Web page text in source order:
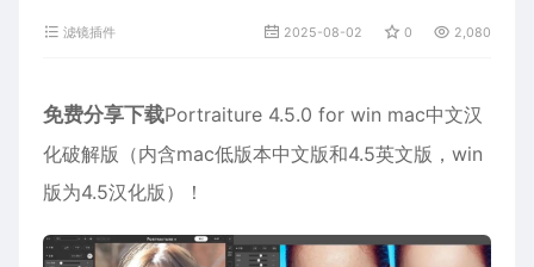
滤镜插件 2025-08-02 0 2,080
免费分享下载Portraiture 4.5.0 for win mac中文汉
化破解版（内含mac低版本中文版和4.5英文版，win
版为4.5汉化版）！